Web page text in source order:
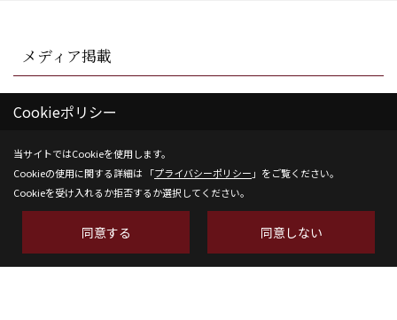
メディア掲載
工務店で「納得の家」を建てる方法
後悔しない家を建てる方法
メディア掲載一覧 (57)
Cookieポリシー
当サイトではCookieを使用します。
Cookieの使用に関する詳細は 「プライバシーポリシー 」をご覧ください。
Cookieを受け入れるか拒否するか選択してください。
同意する 同意しない